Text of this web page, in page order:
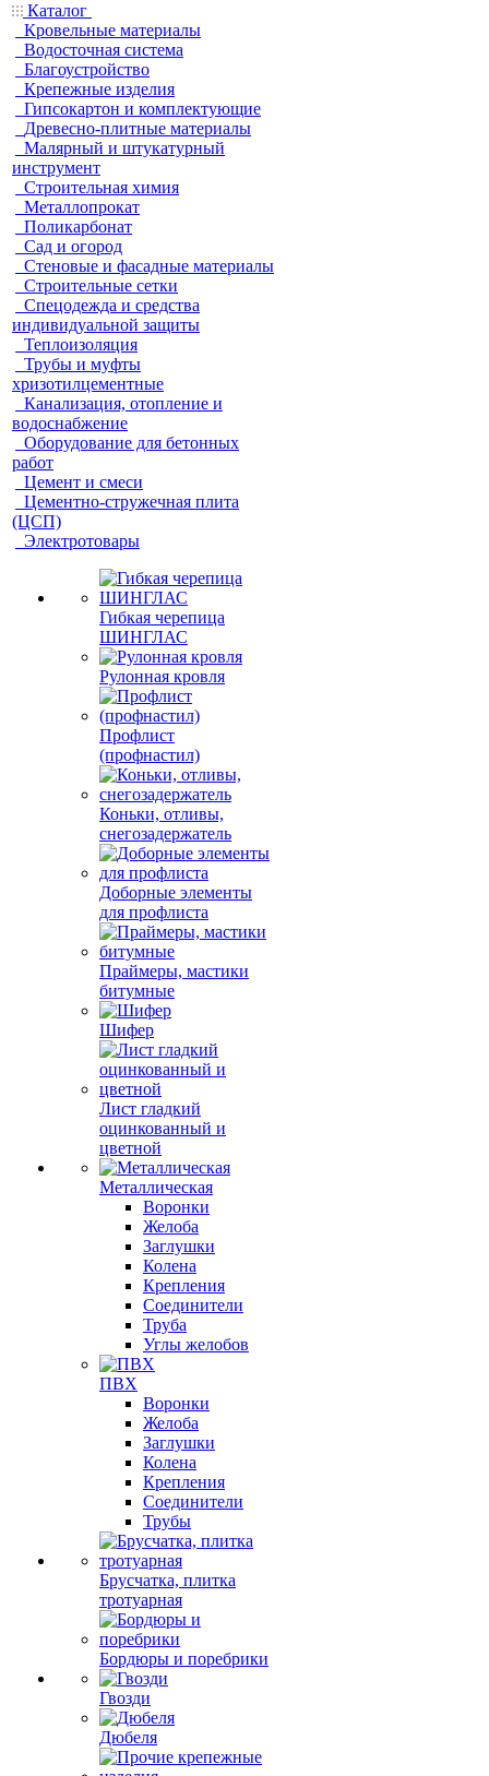
Каталог
Кровельные материалы
Водосточная система
Благоустройство
Крепежные изделия
Гипсокартон и комплектующие
Древесно-плитные материалы
Малярный и штукатурный
инструмент
Строительная химия
Металлопрокат
Поликарбонат
Сад и огород
Стеновые и фасадные материалы
Строительные сетки
Спецодежда и средства
индивидуальной защиты
Теплоизоляция
Трубы и муфты
хризотилцементные
Канализация, отопление и
водоснабжение
Оборудование для бетонных
работ
Цемент и смеси
Цементно-стружечная плита
(ЦСП)
Электротовары
Гибкая черепица
ШИНГЛАС
Рулонная кровля
Профлист
(профнастил)
Коньки, отливы,
снегозадержатель
Доборные элементы
для профлиста
Праймеры, мастики
битумные
Шифер
Лист гладкий
оцинкованный и
цветной
Металлическая
Воронки
Желоба
Заглушки
Колена
Крепления
Соединители
Труба
Углы желобов
ПВХ
Воронки
Желоба
Заглушки
Колена
Крепления
Соединители
Трубы
Брусчатка, плитка
тротуарная
Бордюры и поребрики
Гвозди
Дюбеля